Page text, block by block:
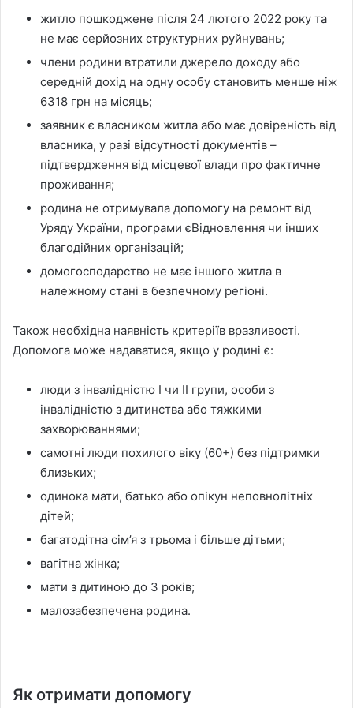
житло пошкоджене після 24 лютого 2022 року та
не має серйозних структурних руйнувань;
члени родини втратили джерело доходу або
середній дохід на одну особу становить менше ніж
6318 грн на місяць;
заявник є власником житла або має довіреність від
власника, у разі відсутності документів –
підтвердження від місцевої влади про фактичне
проживання;
родина не отримувала допомогу на ремонт від
Уряду України, програми єВідновлення чи інших
благодійних організацій;
домогосподарство не має іншого житла в
належному стані в безпечному регіоні.
Також необхідна наявність критеріїв вразливості.
Допомога може надаватися, якщо у родині є:
люди з інвалідністю І чи ІІ групи, особи з
інвалідністю з дитинства або тяжкими
захворюваннями;
самотні люди похилого віку (60+) без підтримки
близьких;
одинока мати, батько або опікун неповнолітніх
дітей;
багатодітна сім’я з трьома і більше дітьми;
вагітна жінка;
мати з дитиною до 3 років;
малозабезпечена родина.
Як отримати допомогу